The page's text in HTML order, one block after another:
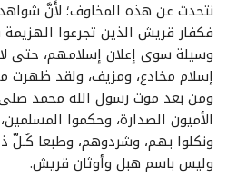
نتحدث عن هذه المخاوف؛ لأَنَّ شواهد
فكفار قريش الذين تجرعوا
وسيلة سوى إعلان إسلامهم، حتى
إسلام مخادع، ومزيف، ولقد ظهرت
ومن بعد موت رسول الله محمد صلى
الأميون الصدارة، وحكموا
ونكلوا بهم، وشردوهم، وطبعا كُـلّ
وليس باسم هبل وأوثان قريش.